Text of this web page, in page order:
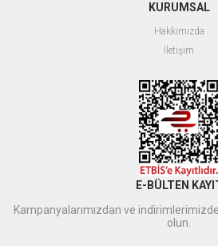
KURUMSAL
Hakkımızda
İletişim
E-BÜLTEN
Kampanyalarımızdan ve
olun.